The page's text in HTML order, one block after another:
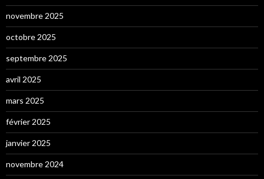
novembre 2025
octobre 2025
septembre 2025
avril 2025
mars 2025
février 2025
janvier 2025
novembre 2024